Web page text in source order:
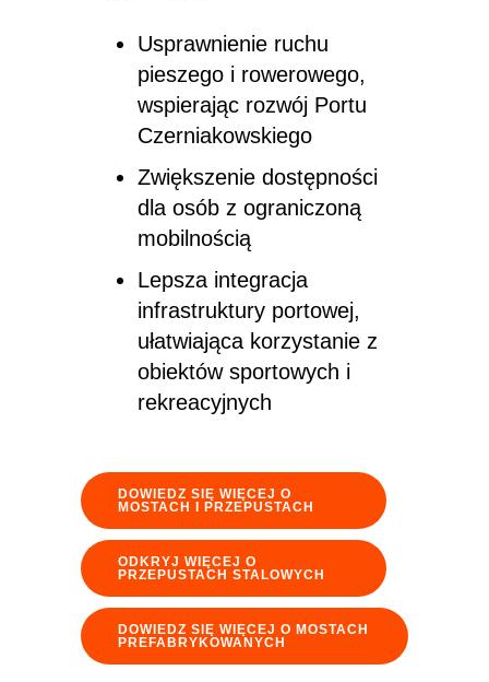
Usprawnienie ruchu
pieszego i rowerowego,
wspierając rozwój Portu
Czerniakowskiego
Zwiększenie dostępności
dla osób z ograniczoną
mobilnością
Lepsza integracja
infrastruktury portowej,
ułatwiająca korzystanie z
obiektów sportowych i
rekreacyjnych
DOWIEDZ SIĘ WIĘCEJ O
MOSTACH I PRZEPUSTACH
ODKRYJ WIĘCEJ O
PRZEPUSTACH STALOWYCH
DOWIEDZ SIĘ WIĘCEJ O MOSTACH
PREFABRYKOWANYCH